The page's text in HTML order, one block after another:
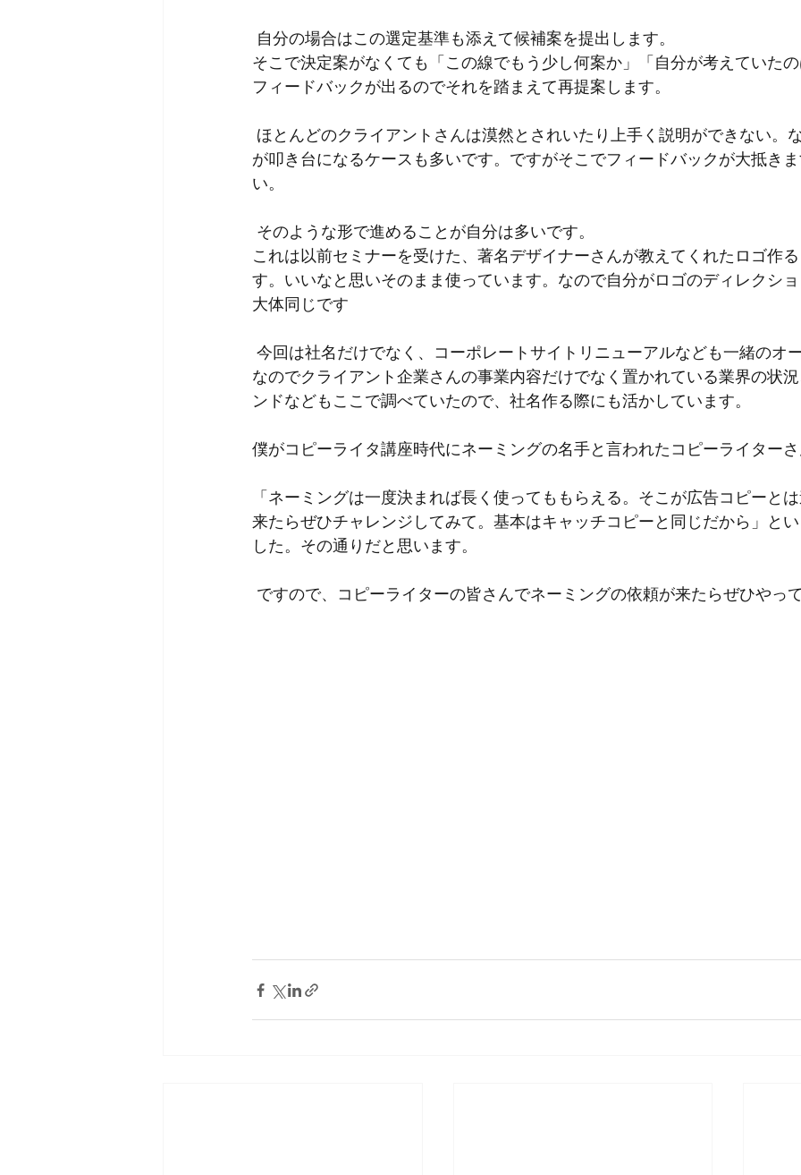
自分の場合はこの選定基準も添えて候補案を提出します。
そこで決定案がなくても「この線でもう少し何案か」「自分が考えていた
フィードバックが出るのでそれを踏まえて再提案します。
ほとんどのクライアントさんは漠然とされいたり上手く説明ができない。
が叩き台になるケースも多いです。ですがそこでフィードバックが大抵き
い。
そのような形で進めることが自分は多いです。
これは以前セミナーを受けた、著名デザイナーさんが教えてくれたロゴ作
す。いいなと思いそのまま使っています。なので自分がロゴのディレクシ
大体同じです
今回は社名だけでなく、コーポレートサイトリニューアルなども一緒のオー
なのでクライアント企業さんの事業内容だけでなく置かれている業界の状
ンドなどもここで調べていたので、社名作る際にも活かしています。
僕がコピーライタ講座時代にネーミングの名手と言われたコピーライターさ
「ネーミングは一度決まれば長く使ってももらえる。そこが広告コピーと
来たらぜひチャレンジしてみて。基本はキャッチコピーと同じだから」と
した。その通りだと思います。
ですので、コピーライターの皆さんでネーミングの依頼が来たらぜひやっ